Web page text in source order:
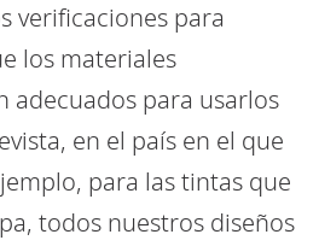
verificaciones para
los materiales
adecuados para usarlos
en el país en el que
para las tintas que
todos nuestros diseños